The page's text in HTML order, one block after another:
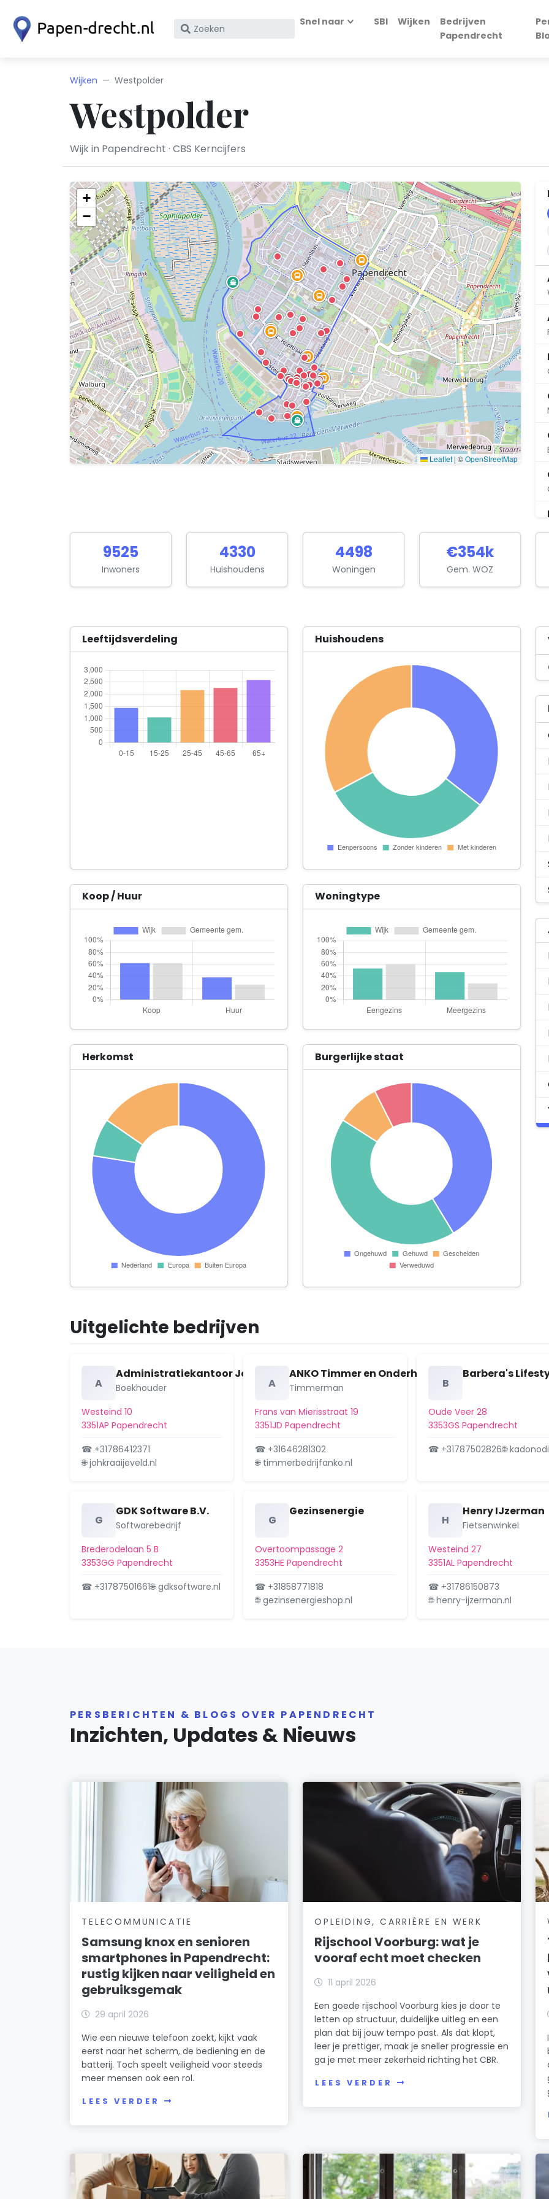
Zoek
nummer
Snel naar SBI Wijken
Bedrijven
Papendrecht
Wijken Westpolder
Westpolder
Wijk in Papendrecht · CBS Kerncijfers
+
−
Leaflet| ©OpenStreetMap
9525
Inwoners
4330
Huishoudens
4498
Woningen
€354k
Gem. WOZ
Leeftijdsverdeling Huishoudens
Koop / Huur Woningtype
Herkomst Burgerlijke staat
Uitgelichte bedrijven
A
Administratiekantoor Joh. Kraaijeveld Beheer
Boekhouder
Westeind 10
3351AP Papendrecht
☎ +31786412371
🌐 johkraaijeveld.nl
A
ANKO Timmer en Onderhoudsbedrijf
Timmerman
Frans van Mierisstraat 19
3351JD Papendrecht
☎ +31646281302
🌐 timmerbedrijfanko.nl
B
Barbera's
Oude Veer 28
3353GS Papendrecht
☎ +31787502826🌐
G
GDK Software B.V.
Softwarebedrijf
Brederodelaan 5 B
3353GG Papendrecht
☎ +31787501661🌐 gdksoftware.nl
G
Gezinsenergie
Overtoompassage 2
3353HE Papendrecht
☎ +31858771818
🌐 gezinsenergieshop.nl
H
Henry IJzerman
Fietsenwinkel
Westeind 27
3351AL Papendrecht
☎ +31786150873
🌐 henry-ijzerman.nl
PERSBERICHTEN & BLOGS OVER PAPENDRECHT
Inzichten, Updates & Nieuws
TELECOMMUNICATIE
Samsung knox en senioren
smartphones in Papendrecht:
rustig kijken naar veiligheid en
gebruiksgemak
29 april 2026
Wie een nieuwe telefoon zoekt, kijkt vaak
eerst naar het scherm, de bediening en de
batterij. Toch speelt veiligheid voor steeds
meer mensen ook een rol.
LEES VERDER
OPLEIDING, CARRIÈRE EN WERK
Rijschool Voorburg: wat je
vooraf echt moet checken
11 april 2026
Een goede rijschool Voorburg kies je door te
letten op structuur, duidelijke uitleg en een
plan dat bij jouw tempo past. Als dat klopt,
leer je prettiger, maak je sneller progressie en
ga je met meer zekerheid richting het CBR.
LEES VERDER